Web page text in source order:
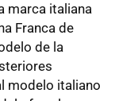
marca italiana
Franca de
de la
modelo italiano